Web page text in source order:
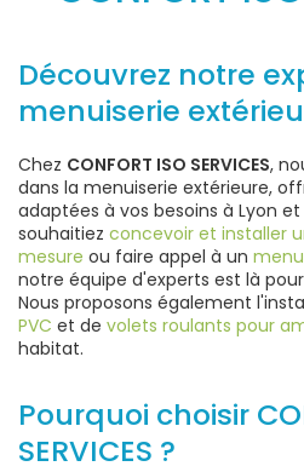
Découvrez notre
menuiserie
Chez CONFORT ISO SERVICES,
dans la menuiserie extérieure,
adaptées à vos besoins à Lyon
souhaitiez concevoir et installer
mesure ou faire appel à un
notre équipe d'experts est là
Nous proposons également
PVC et de volets roulants pour
habitat.
Pourquoi choisir
SERVICES ?